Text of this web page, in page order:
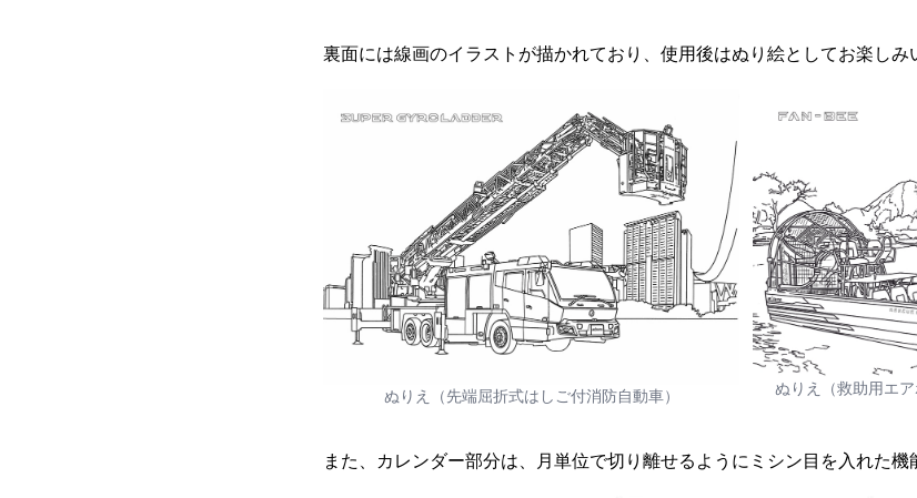
裏面には線画のイラストが描かれており、使用後はぬり絵としてお楽しみ
ぬりえ（先端屈折式はしご付消防自動車） ぬりえ（救助用エ
また、カレンダー部分は、月単位で切り離せるようにミシン目を入れた機